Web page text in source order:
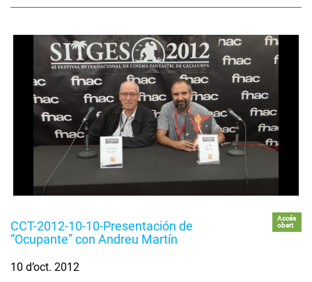
CCT-2012-10-10-Presentación de
“Ocupante” con Andreu Martín
Accés
obert
10 d’oct. 2012